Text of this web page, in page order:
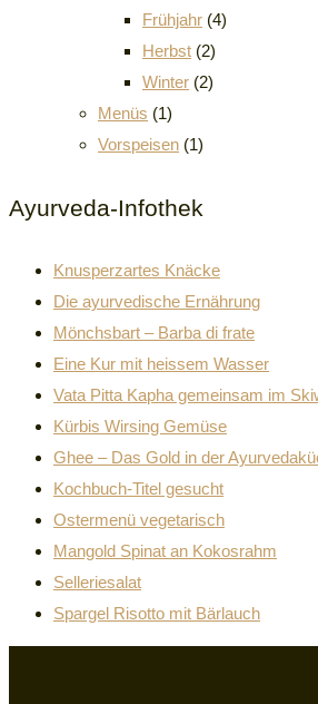
Frühjahr (4)
Herbst (2)
Winter (2)
Menüs (1)
Vorspeisen (1)
Ayurveda-Infothek
Knusperzartes Knäcke
Die ayurvedische Ernährung
Mönchsbart – Barba di frate
Eine Kur mit heissem Wasser
Vata Pitta Kapha gemeinsam im
Kürbis Wirsing Gemüse
Ghee – Das Gold in der
Kochbuch-Titel gesucht
Ostermenü vegetarisch
Mangold Spinat an Kokosrahm
Selleriesalat
Spargel Risotto mit Bärlauch